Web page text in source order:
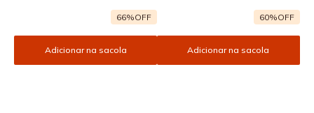
66%OFF
Adicionar na sacola
60%OFF
Adicionar na sacola